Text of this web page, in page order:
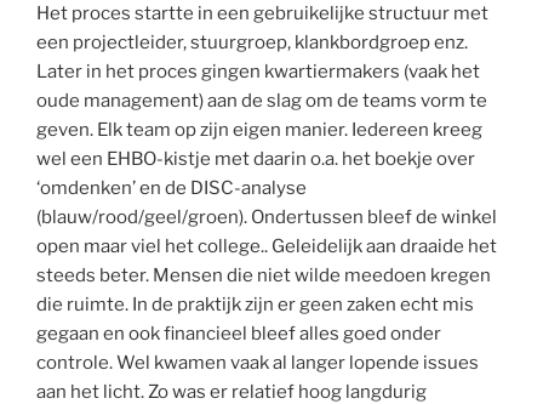
Het proces startte in een gebruikelijke structuur met
een projectleider, stuurgroep, klankbordgroep enz.
Later in het proces gingen kwartiermakers (vaak het
oude management) aan de slag om de teams vorm te
geven. Elk team op zijn eigen manier. Iedereen kreeg
wel een EHBO-kistje met daarin o.a. het boekje over
‘omdenken’ en de DISC-analyse
(blauw/rood/geel/groen). Ondertussen bleef de winkel
open maar viel het college.. Geleidelijk aan draaide het
steeds beter. Mensen die niet wilde meedoen kregen
die ruimte. In de praktijk zijn er geen zaken echt mis
gegaan en ook financieel bleef alles goed onder
controle. Wel kwamen vaak al langer lopende issues
aan het licht. Zo was er relatief hoog langdurig